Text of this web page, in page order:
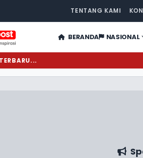
TENTANG KAMI
BERANDA NASIONAL